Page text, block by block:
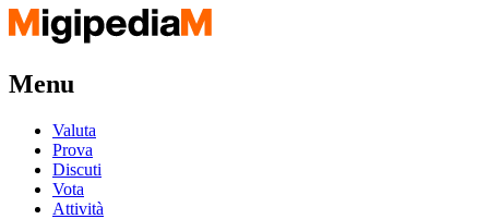
Menu
Valuta
Prova
Discuti
Vota
Attività